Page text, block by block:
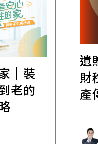
｜裝
老的
遺
財
產